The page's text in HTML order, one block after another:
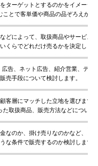
ターゲットとするのかをイメージ
ことで客単価や商品の品ぞろえが違
どによって、取扱商品やサービス
くらでどれだけ売るかを決定しま
告、ネット広告、紹介営業、テレ
販売手段について検討します。
客層にマッチした立地を選びます。
た取扱商品、販売方法などについて
なのか、掛け売りなのかなど、
な条件で販売するのか検討します。